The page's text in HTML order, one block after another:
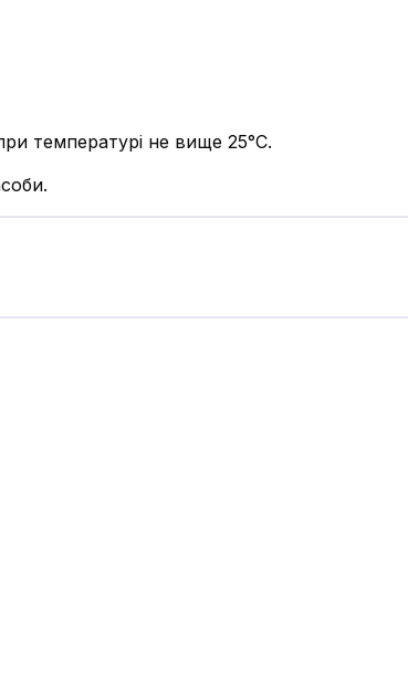
температурі не вище 25°C.